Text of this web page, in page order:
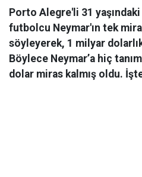
Porto Alegre'li 31
futbolcu Neymar'ın tek
söyleyerek, 1 milyar
Böylece Neymar’a hiç
dolar miras kalmış oldu.